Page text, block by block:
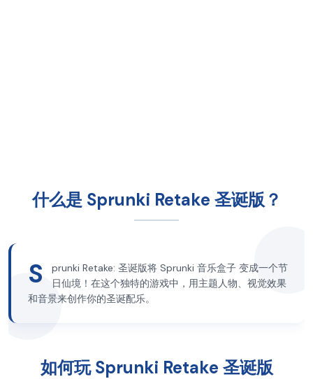
什么是 Sprunki Retake 圣诞版？
S
prunki Retake: 圣诞版将 Sprunki 音乐盒子 变成一个节
日仙境！在这个独特的游戏中，用主题人物、视觉效果
和音景来创作你的圣诞配乐。
如何玩 Sprunki Retake 圣诞版